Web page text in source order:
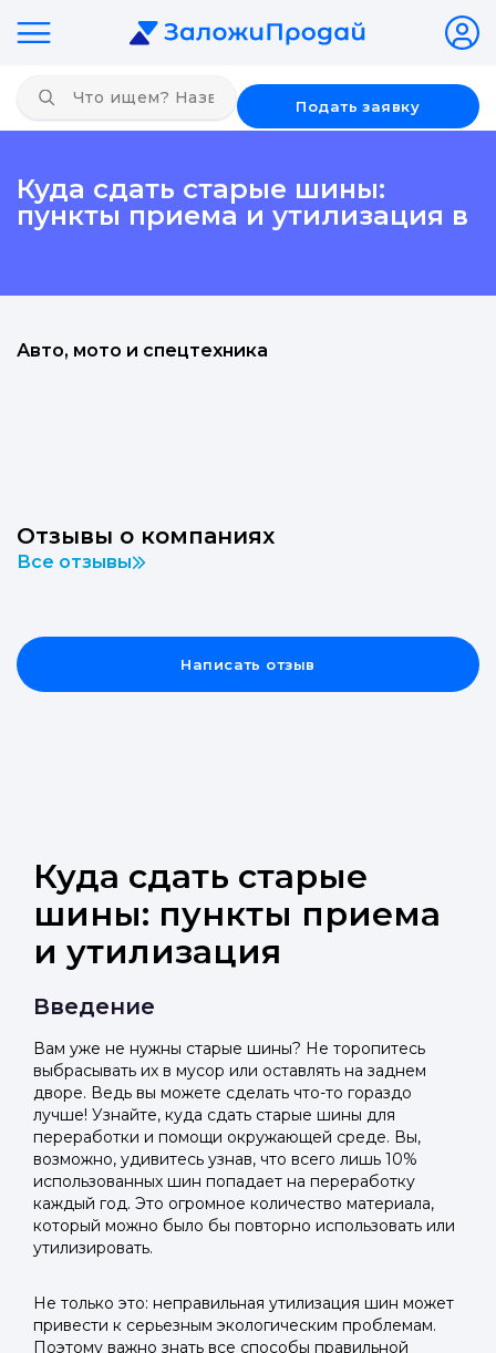
Подать заявку
Куда сдать старые шины:
пункты приема и утилизация в
Авто, мото и спецтехника
Отзывы о компаниях
Все отзывы
Написать отзыв
Куда сдать старые
шины: пункты приема
и утилизация
Введение
Вам уже не нужны старые шины? Не торопитесь
выбрасывать их в мусор или оставлять на заднем
дворе. Ведь вы можете сделать что-то гораздо
лучше! Узнайте, куда сдать старые шины для
переработки и помощи окружающей среде. Вы,
возможно, удивитесь узнав, что всего лишь 10%
использованных шин попадает на переработку
каждый год. Это огромное количество материала,
который можно было бы повторно использовать или
утилизировать.
Не только это: неправильная утилизация шин может
привести к серьезным экологическим проблемам.
Поэтому важно знать все способы правильной